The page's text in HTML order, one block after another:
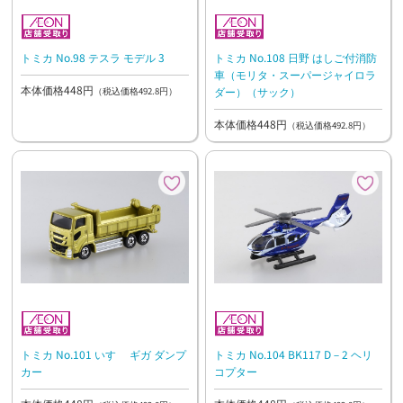
トミカ No.98 テスラ モデル 3
本体価格448円 （税込価格492.8円）
トミカ No.108 日野 はしご付消防
車（モリタ・スーパージャイロラ
ダー）（サック）
本体価格448円 （税込価格492.8円）
トミカ No.101 いすゞ ギガ ダンプ
カー
トミカ No.104 BK117 D－2 ヘリ
コプター